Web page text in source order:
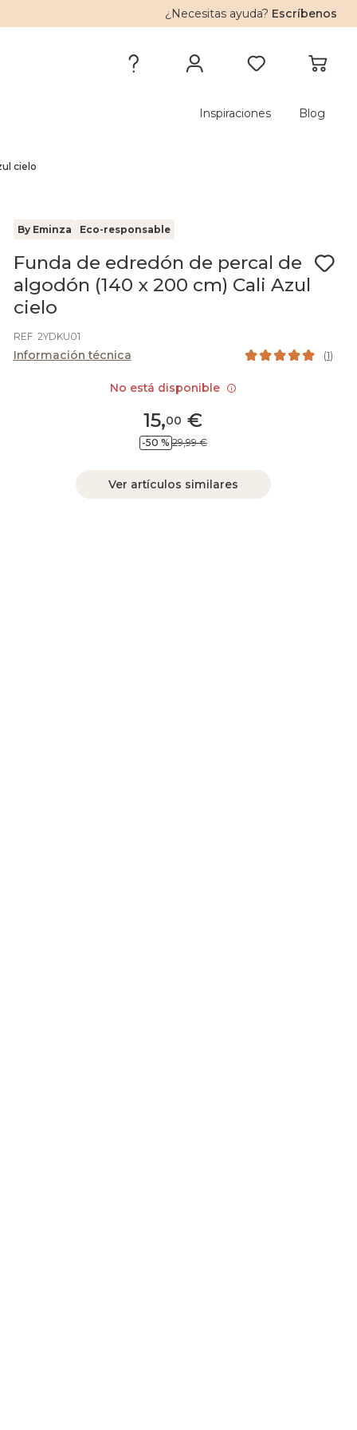
¿Necesitas ayuda? Escríbenos
Inspiraciones Blog
cielo
By Eminza Eco-responsable
Funda de edredón de percal de
algodón (140 x 200 cm) Cali Azul
cielo
REF. 2YDKU01
Información técnica (1)
15,00 €
-50 % 29,99 €
Ver artículos similares